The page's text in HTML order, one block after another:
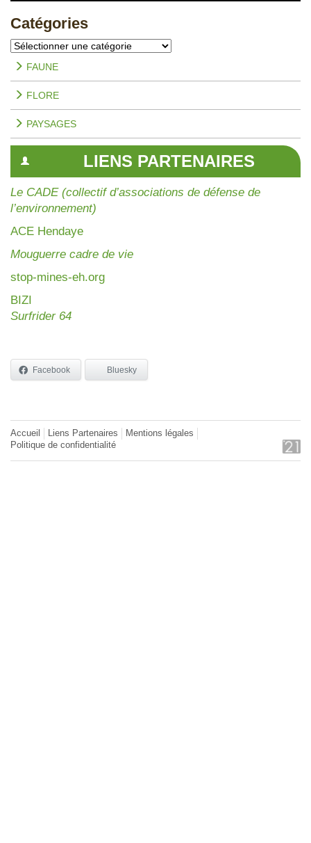
Catégories
Catégories
FAUNE
FLORE
PAYSAGES
LIENS PARTENAIRES
Le CADE (collectif d’associations de défense de
l’environnement)
ACE Hendaye
Mouguerre cadre de vie
stop-mines-eh.org
BIZI
Surfrider 64
Facebook Bluesky
Accueil Liens Partenaires
Mentions légales
Politique de confidentialité